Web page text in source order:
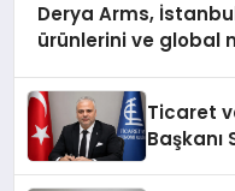
Derya Arms,
ürünlerini ve global
Ticaret
Başkanı